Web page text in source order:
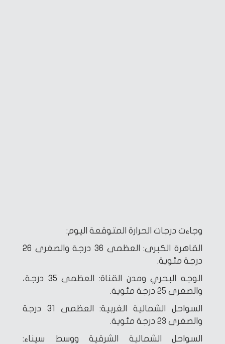
وجاءت درجات الحرارة المتوقعة اليوم:
القاهرة الكبرى: العظمى 36 درجة والصغرى 26
درجة مئوية.
الوجه البحري ومدن القناة: العظمى 35 درجة،
والصغرى 25 درجة مئوية.
السواحل الشمالية الغربية: العظمى 31 درجة
والصغرى 23 درجة مئوية.
السواحل الشمالية الشرقية ووسط سيناء: